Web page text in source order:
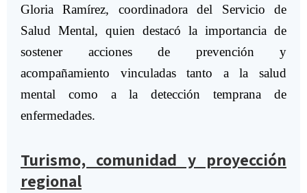
Gloria Ramírez, coordinadora del Servicio de
Salud Mental, quien destacó la importancia de
sostener acciones de prevención y
acompañamiento vinculadas tanto a la salud
mental como a la detección temprana de
enfermedades.
Turismo, comunidad y proyección
regional